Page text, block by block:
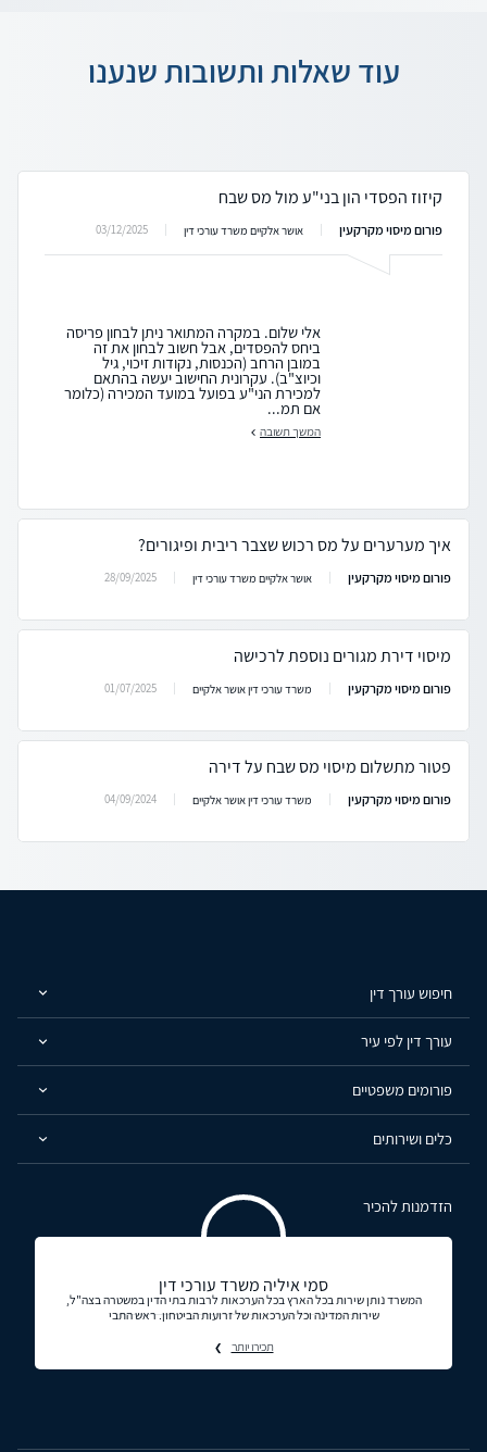
עוד שאלות ותשובות שנענו
קיזוז הפסדי הון בני"ע מול מס שבח
פורום מיסוי מקרקעין אושר אלקיים משרד עורכי דין 03/12/2025
אלי שלום. במקרה המתואר ניתן לבחון פריסה
ביחס להפסדים, אבל חשוב לבחון את זה
במובן הרחב (הכנסות, נקודות זיכוי, גיל
וכיוצ"ב). עקרונית החישוב יעשה בהתאם
למכירת הני"ע בפועל במועד המכירה (כלומר
אם תמ...
המשך תשובה
איך מערערים על מס רכוש שצבר ריבית ופיגורים?
פורום מיסוי מקרקעין אושר אלקיים משרד עורכי דין 28/09/2025
מיסוי דירת מגורים נוספת לרכישה
פורום מיסוי מקרקעין משרד עורכי דין אושר אלקיים 01/07/2025
פטור מתשלום מיסוי מס שבח על דירה
פורום מיסוי מקרקעין משרד עורכי דין אושר אלקיים 04/09/2024
חיפוש עורך דין
עורך דין לפי עיר
פורומים משפטיים
כלים ושירותים
הזדמנות להכיר
סמי איליה משרד עורכי דין
המשרד נותן שירות בכל הארץ בכל הערכאות לרבות בתי הדין במשטרה בצה"ל,
שירות המדינה וכל הערכאות של זרועות הביטחון. ראש התבי
תכירו יותר